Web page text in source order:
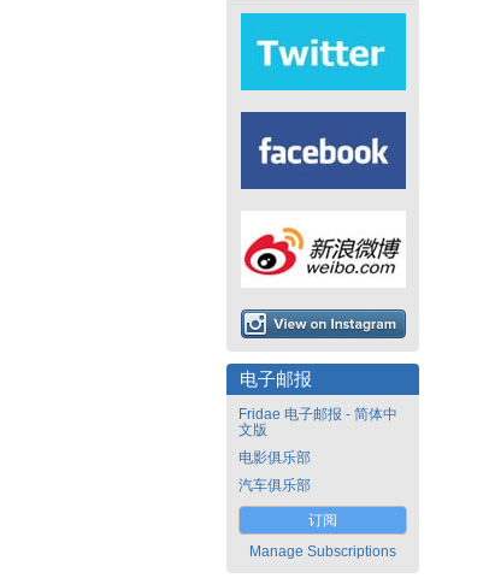
电子邮报
Fridae 电子邮报 - 简体中
文版
电影俱乐部
汽车俱乐部
订阅
Manage Subscriptions